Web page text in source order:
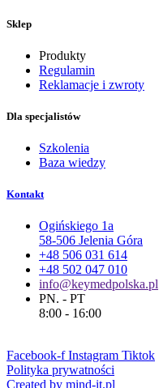
Sklep
Produkty
Regulamin
Reklamacje i zwroty
Dla specjalistów
Szkolenia
Baza wiedzy
Kontakt
Ogińskiego 1a
58-506 Jelenia Góra
+48 506 031 614
+48 502 047 010
info@keymedpolska.pl
PN. - PT
8:00 - 16:00
Facebook-f Instagram Tiktok
Polityka prywatności
Created by mind-it.pl